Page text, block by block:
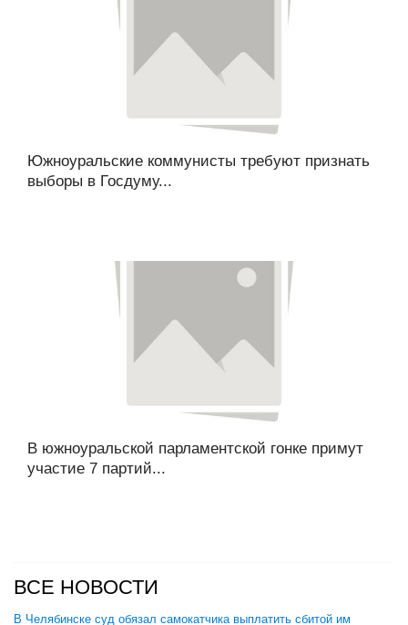
Южноуральские коммунисты требуют признать
выборы в Госдуму...
В южноуральской парламентской гонке примут
участие 7 партий...
ВСЕ НОВОСТИ
В Челябинске суд обязал самокатчика выплатить сбитой им